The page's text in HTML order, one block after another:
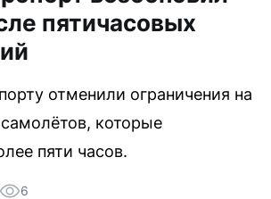
пятичасовых
отменили ограничения на
которые
пяти часов.
6